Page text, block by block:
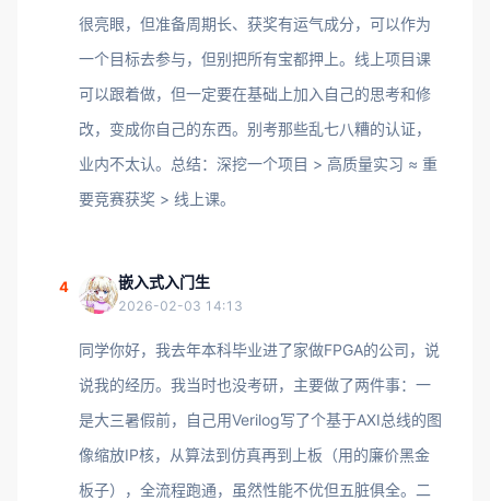
很亮眼，但准备周期长、获奖有运气成分，可以作为
一个目标去参与，但别把所有宝都押上。线上项目课
可以跟着做，但一定要在基础上加入自己的思考和修
改，变成你自己的东西。别考那些乱七八糟的认证，
业内不太认。总结：深挖一个项目 > 高质量实习 ≈ 重
要竞赛获奖 > 线上课。
4 嵌入式入门生
2026-02-03 14:13
同学你好，我去年本科毕业进了家做FPGA的公司，说
说我的经历。我当时也没考研，主要做了两件事：一
是大三暑假前，自己用Verilog写了个基于AXI总线的图
像缩放IP核，从算法到仿真再到上板（用的廉价黑金
板子），全流程跑通，虽然性能不优但五脏俱全。二